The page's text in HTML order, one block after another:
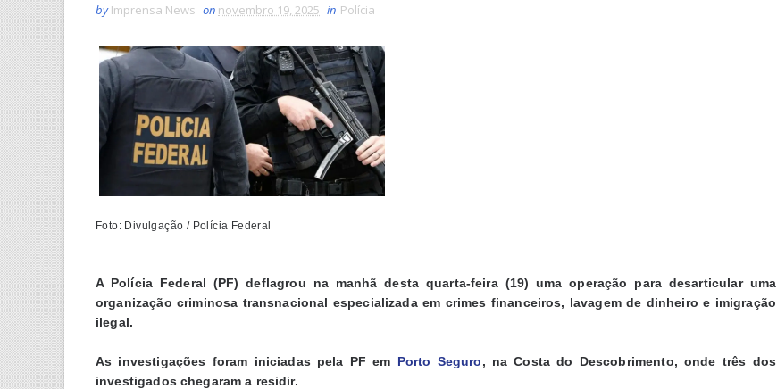
by Imprensa News on novembro 19, 2025 in Polícia
Foto: Divulgação / Polícia Federal
A Polícia Federal (PF) deflagrou na manhã desta quarta-feira (19) uma operação para desarticular uma
organização criminosa transnacional especializada em crimes financeiros, lavagem de dinheiro e imigração
ilegal.
As investigações foram iniciadas pela PF em Porto Seguro, na Costa do Descobrimento, onde três dos
investigados chegaram a residir.